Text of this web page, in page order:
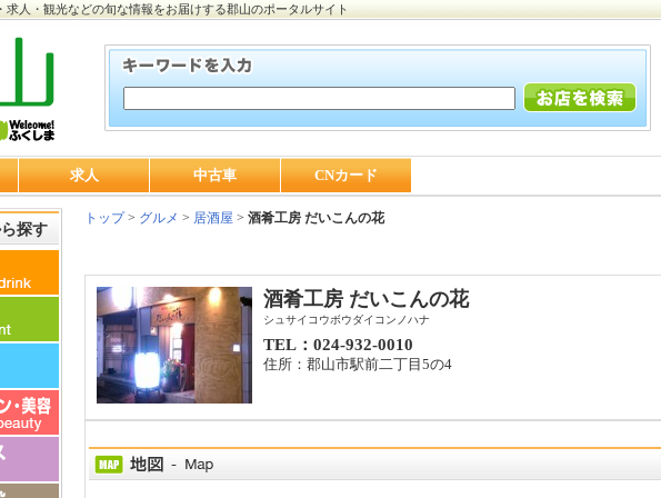
求人・観光などの旬な情報をお届けする郡山のポータルサイト
求人 中古車 CNカード
探す
トップ> グルメ > 居酒屋 > 酒肴工房 だいこんの花
酒肴工房 だいこんの花
シュサイコウボウダイコンノハナ
TEL：024-932-0010
住所：郡山市駅前二丁目5の4